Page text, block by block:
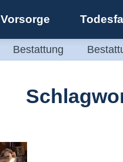
Vorsorge Todesfall
Bestattung